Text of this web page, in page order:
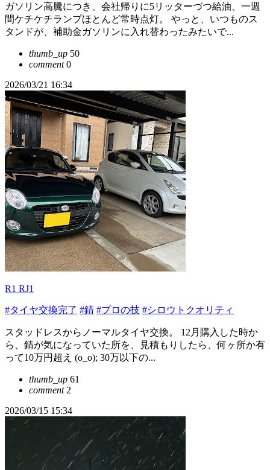
ガソリン高騰につき、会社帰りに5リッターづつ給油、一週
間ケチケチランプほとんど常時点灯。 やっと、いつものス
タンドが、補助金ガソリンに入れ替わったみたいで...
thumb_up 50
comment0
2026/03/21 16:34
R1 RJ1
#タイヤ交換完了 #錆 #プロの技 #シロウトクオリティ
スタッドレスからノーマルタイヤ交換。 12月購入した時か
ら、錆が気になっていた所を、見積もりしたら、何ヶ所か有
って10万円超え (o_o); 30万以下の...
thumb_up 61
comment2
2026/03/15 15:34